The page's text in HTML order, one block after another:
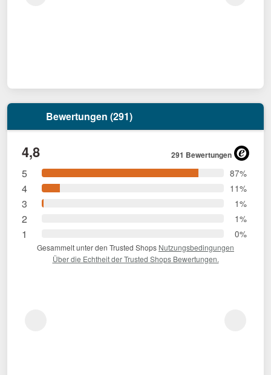
Bewertungen (291)
4,8 291 Bewertungen
5 87%
4 11%
3 1%
2 1%
1 0%
Gesammelt unter den Trusted Shops Nutzungsbedingungen
Über die Echtheit der Trusted Shops Bewertungen.